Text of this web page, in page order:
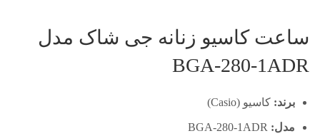
ساعت کاسیو زنانه جی شاک مدل
BGA-280-1ADR
برند: کاسیو (Casio)
مدل: